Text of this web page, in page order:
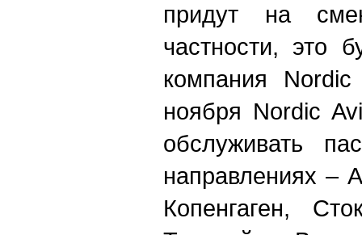
придут на
частности, это
компания
ноября Nordic
обслуживать
направлениях –
Копенгаген,